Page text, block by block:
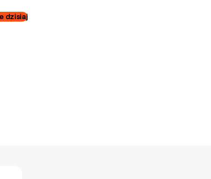
dzisiaj